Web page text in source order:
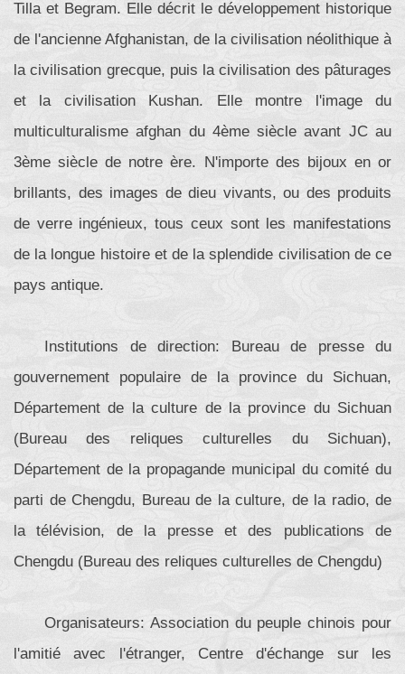
Tilla et Begram. Elle décrit le développement historique
de l'ancienne Afghanistan, de la civilisation néolithique à
la civilisation grecque, puis la civilisation des pâturages
et la civilisation Kushan. Elle montre l'image du
multiculturalisme afghan du 4ème siècle avant JC au
3ème siècle de notre ère. N'importe des bijoux en or
brillants, des images de dieu vivants, ou des produits
de verre ingénieux, tous ceux sont les manifestations
de la longue histoire et de la splendide civilisation de ce
pays antique.
Institutions de direction: Bureau de presse du
gouvernement populaire de la province du Sichuan,
Département de la culture de la province du Sichuan
(Bureau des reliques culturelles du Sichuan),
Département de la propagande municipal du comité du
parti de Chengdu, Bureau de la culture, de la radio, de
la télévision, de la presse et des publications de
Chengdu (Bureau des reliques culturelles de Chengdu)
Organisateurs: Association du peuple chinois pour
l'amitié avec l'étranger, Centre d'échange sur les